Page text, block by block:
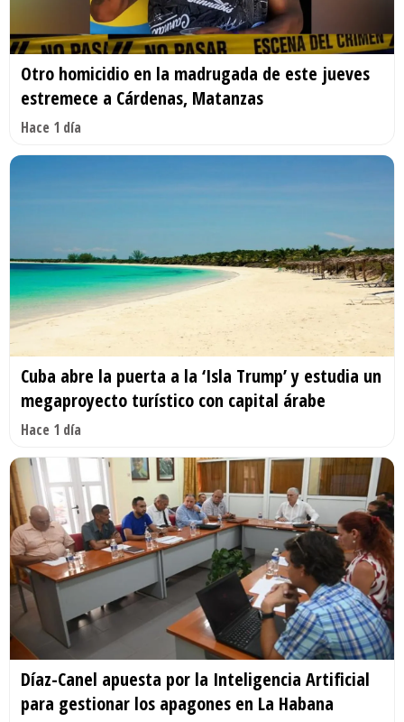
Otro homicidio en la madrugada de este jueves
estremece a Cárdenas, Matanzas
Hace 1 día
Cuba abre la puerta a la ‘Isla Trump’ y estudia un
megaproyecto turístico con capital árabe
Hace 1 día
Díaz-Canel apuesta por la Inteligencia Artificial
para gestionar los apagones en La Habana